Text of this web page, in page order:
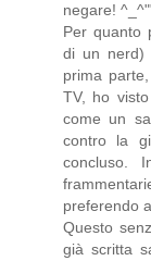
negare!
Per quanto
di un nerd)
prima
TV, ho
come un
contro la
concluso.
preferendo
Questo
già scritta